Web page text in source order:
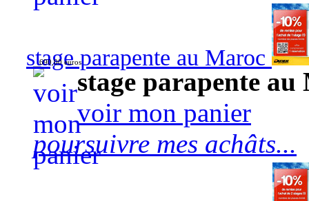
stage parapente au Maroc
690,00 euros
stage parapente
voir mon panier
poursuivre mes achâts...